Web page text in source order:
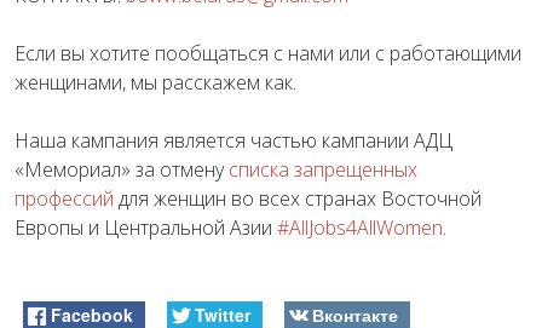
Если вы хотите пообщаться с нами или с работающими
женщинами, мы расскажем как.
Наша кампания является частью кампании АДЦ
«Мемориал» за отменусписка запрещенных
профессий для женщин во всех странах Восточной
Европы и Центральной Азии #AllJobs4AllWomen.
Facebook Twitter Вконтакте